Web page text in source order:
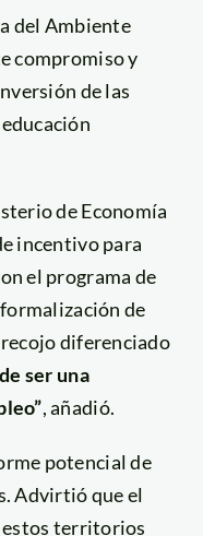
del Ambiente
compromiso y
de las
de Economía
incentivo para
el programa de
de
diferenciado
ser una
, añadió.
potencial de
Advirtió que el
estos territorios